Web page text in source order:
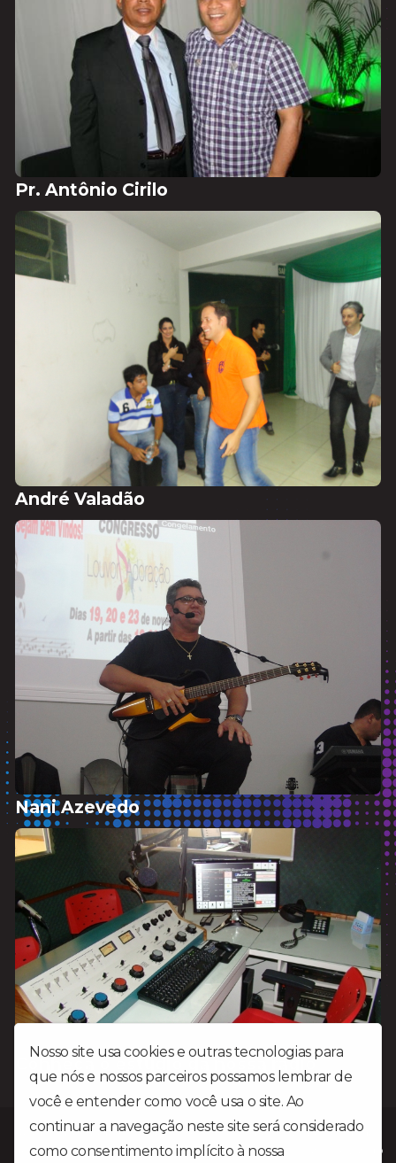
Pr. Antônio Cirilo
André Valadão
Nani Azevedo
Conheça o estúdio da nossa rádio
Nosso site usa cookies e outras tecnologias para
que nós e nossos parceiros possamos lembrar de
você e entender como você usa o site. Ao
continuar a navegação neste site será considerado
como consentimento implícito à nossa
Rádio Liberdade FM é uma emissora Gospel situada na cidade
de Patrocínio MG no triângulo mineiro a mais de 25 anos levando